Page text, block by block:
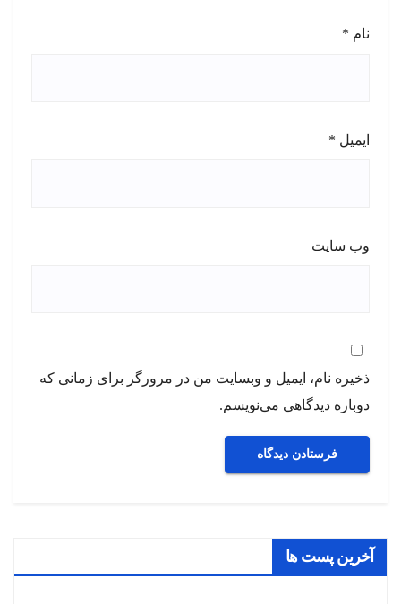
نام *
ایمیل *
وب‌ سایت
ذخیره نام، ایمیل و وبسایت من در مرورگر برای زمانی که
دوباره دیدگاهی می‌نویسم.
آخرین پست ها